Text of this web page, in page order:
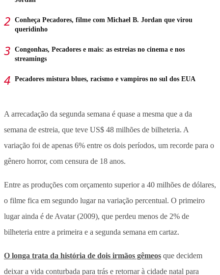
Conheça Pecadores, filme com Michael B. Jordan que virou
queridinho
Congonhas, Pecadores e mais: as estreias no cinema e nos
streamings
Pecadores mistura blues, racismo e vampiros no sul dos EUA
A arrecadação da segunda semana é quase a mesma que a da
semana de estreia, que teve US$ 48 milhões de bilheteria. A
variação foi de apenas 6% entre os dois períodos, um recorde para o
gênero horror, com censura de 18 anos.
Entre as produções com orçamento superior a 40 milhões de dólares,
o filme fica em segundo lugar na variação percentual. O primeiro
lugar ainda é de Avatar (2009), que perdeu menos de 2% de
bilheteria entre a primeira e a segunda semana em cartaz.
O longa trata da história de dois irmãos gêmeos que decidem
deixar a vida conturbada para trás e retornar à cidade natal para